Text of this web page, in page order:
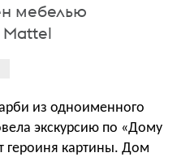
мебелью
Mattel
из одноименного
экскурсию по «Дому
героиня картины. Дом